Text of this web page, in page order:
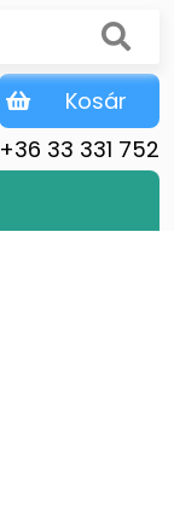
+36 33 331 752
Kosár